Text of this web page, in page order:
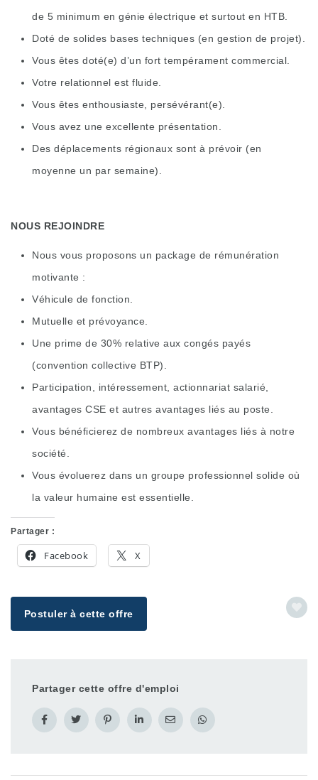
de 5 minimum en génie électrique et surtout en HTB.
Doté de solides bases techniques (en gestion de projet).
Vous êtes doté(e) d’un fort tempérament commercial.
Votre relationnel est fluide.
Vous êtes enthousiaste, persévérant(e).
Vous avez une excellente présentation.
Des déplacements régionaux sont à prévoir (en
moyenne un par semaine).
NOUS REJOINDRE
Nous vous proposons un package de rémunération
motivante :
Véhicule de fonction.
Mutuelle et prévoyance.
Une prime de 30% relative aux congés payés
(convention collective BTP).
Participation, intéressement, actionnariat salarié,
avantages CSE et autres avantages liés au poste.
Vous bénéficierez de nombreux avantages liés à notre
société.
Vous évoluerez dans un groupe professionnel solide où
la valeur humaine est essentielle.
Partager :
Facebook X
Postuler à cette offre
Partager cette offre d'emploi